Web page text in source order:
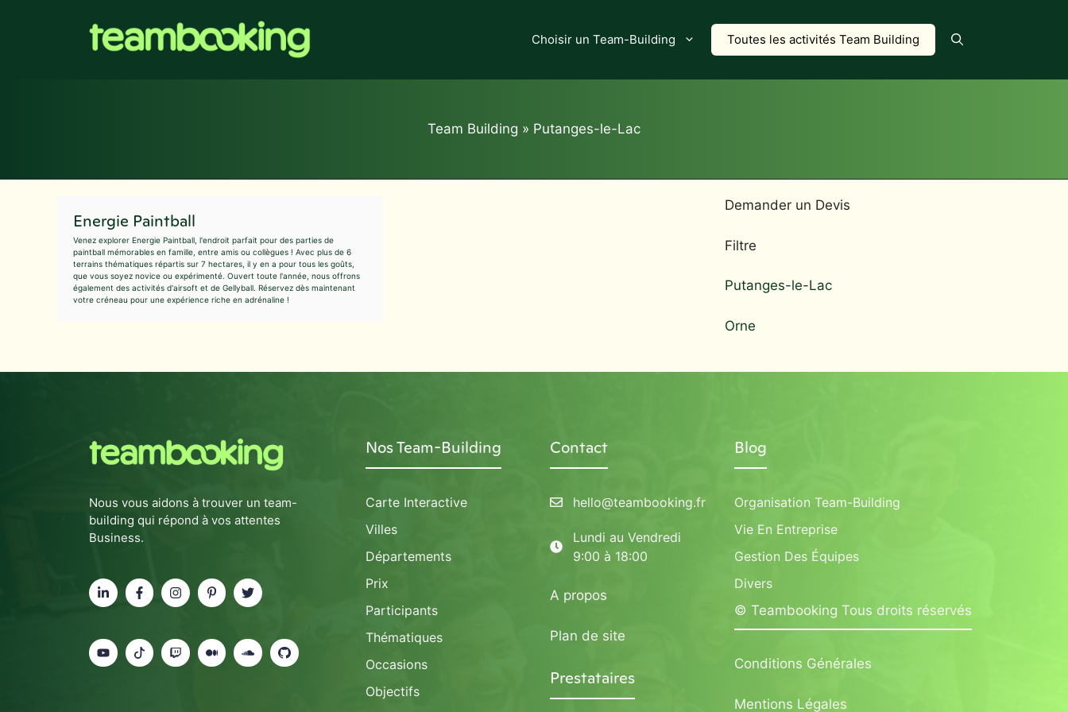
Choisir un Team-Building Toutes les activités Team Building
Team Building » Putanges-le-Lac
Energie Paintball
Venez explorer Energie Paintball, l'endroit parfait pour des parties de
paintball mémorables en famille, entre amis ou collègues ! Avec plus de 6
terrains thématiques répartis sur 7 hectares, il y en a pour tous les goûts,
que vous soyez novice ou expérimenté. Ouvert toute l'année, nous offrons
également des activités d'airsoft et de Gellyball. Réservez dès maintenant
votre créneau pour une expérience riche en adrénaline !
Demander un Devis
Filtre
Putanges-le-Lac
Orne
Nous vous aidons à trouver un team-
building qui répond à vos attentes
Business.
Nos Team-Building
Carte Interactive
Villes
Départements
Prix
Participants
Thématiques
Occasions
Objectifs
Contact
hello@teambooking.fr
Lundi au Vendredi
9:00 à 18:00
A propos
Plan de site
Prestataires
Blog
Organisation Team-Building
Vie En Entreprise
Gestion Des Équipes
Divers
© Teambooking Tous droits réservés
Conditions Générales
Mentions Légales